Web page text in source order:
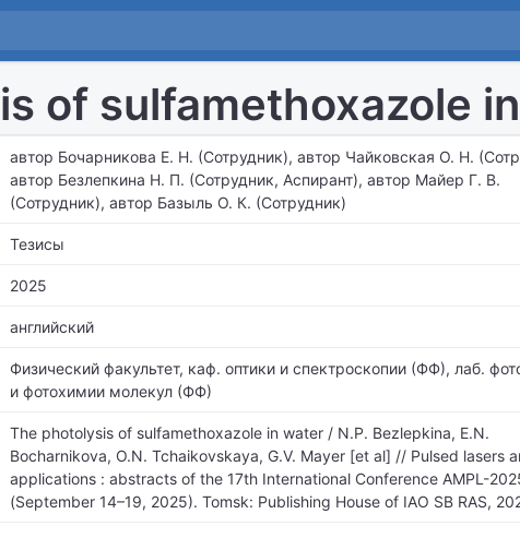
of sulfamethoxazole
автор Бочарникова Е. Н. (Сотрудник), автор Чайковская О. Н.
автор Безлепкина Н. П. (Сотрудник, Аспирант), автор Майер Г. В.
(Сотрудник), автор Базыль О. К. (Сотрудник)
Тезисы
2025
английский
Физический факультет, каф. оптики и спектроскопии (ФФ), лаб.
и фотохимии молекул (ФФ)
The photolysis of sulfamethoxazole in water / N.P. Bezlepkina, E.N.
Bocharnikova, O.N. Tchaikovskaya, G.V. Mayer [et al] // Pulsed lasers
applications : abstracts of the 17th International Conference AMPL-
(September 14–19, 2025). Tomsk: Publishing House of IAO SB RAS,